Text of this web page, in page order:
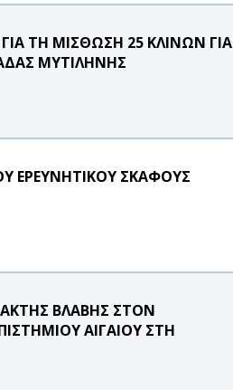
ΤΗ ΜΙΣΘΩΣΗ 25 ΚΛΙΝΩΝ ΓΙΑ
ΜΥΤΙΛΗΝΗΣ
ΕΡΕΥΝΗΤΙΚΟΥ ΣΚΑΦΟΥΣ
ΒΛΑΒΗΣ ΣΤΟΝ
ΑΙΓΑΙΟΥ ΣΤΗ